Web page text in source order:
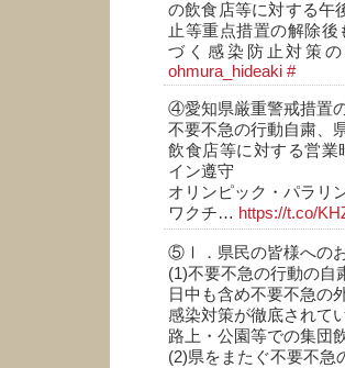
の飲食店等に対する午
止等重点措置の解除
づく感染防止対策
ohmura_hideaki #
④愛知県厳重警戒措置
不要不急の行動自粛、
飲食店等に対する営
イン遵守
オリンピック・パラリ
ワクチ… https://t.co/
⑤Ⅰ．県民の皆様への
(1)不要不急の行動の自
日中も含め不要不急の
感染対策が徹底されて
路上・公園等での集団
(2)県をまたぐ不要不急